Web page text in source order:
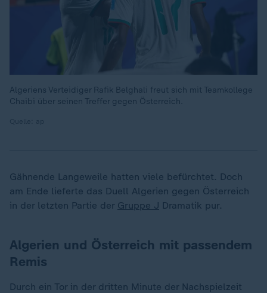
Algeriens Verteidiger Rafik Belghali freut sich mit Teamkollege
Chaibi über seinen Treffer gegen Österreich.
Gähnende Langeweile hatten viele befürchtet. Doch
am Ende lieferte das Duell Algerien gegen Österreich
in der letzten Partie der Gruppe J Dramatik pur.
Algerien und Österreich mit passendem
Remis
Durch ein Tor in der dritten Minute der Nachspielzeit